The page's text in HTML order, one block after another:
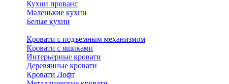
Кухни прованс
Маленькие кухни
Белые кухни
Кровати с подъемным механизмом
Кровати с ящиками
Интерьерные кровати
Деревянные кровати
Кровати Лофт